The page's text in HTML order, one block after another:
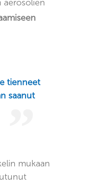
aerosolien
tienneet
saanut
mukaan